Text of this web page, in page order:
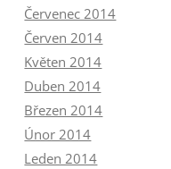
Červenec 2014
Červen 2014
Květen 2014
Duben 2014
Březen 2014
Únor 2014
Leden 2014